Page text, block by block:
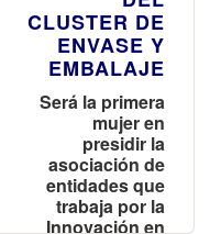
CLUSTER DE
ENVASE Y
EMBALAJE
Será la primera
mujer en
presidir la
asociación de
entidades que
trabaja por la
Innovación en